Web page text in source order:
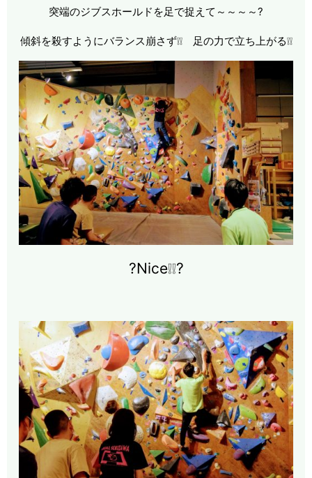
突端のジブスホールドを足で捉えて～～～～?
傾斜を殺すようにバランス崩さず❕❕ 足の力で立ち上がる❕❕
?Nice❕❕?